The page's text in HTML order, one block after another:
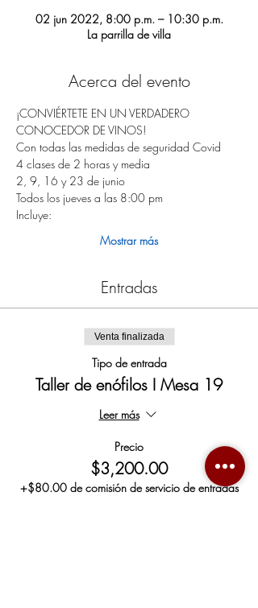
02 jun 2022, 8:00 p.m. – 10:30 p.m.
La parrilla de villa
Acerca del evento
¡CONVIÉRTETE EN UN VERDADERO
CONOCEDOR DE VINOS!
Con todas las medidas de seguridad Covid
4 clases de 2 horas y media
2, 9, 16 y 23 de junio
Todos los jueves a las 8:00 pm
Incluye:
Mostrar más
Entradas
Venta finalizada
Tipo de entrada
Taller de enófilos I Mesa 19
Leer más
Precio
$3,200.00
+$80.00 de comisión de servicio de entradas